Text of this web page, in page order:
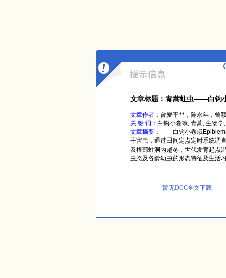
文章标题：青蒿蛀虫——白钩
文章作者： 曾爱平**，陈永年，曾
关 键 词： 白钩小卷蛾, 青蒿, 生物学
文章摘要：
白钩小卷蛾Epiblema
干害虫，通过田间定点定时系统调
及根部蛀洞内越冬，世代发育起点
虫态及各龄幼虫的形态特征及生活
暂无DOC全文下载